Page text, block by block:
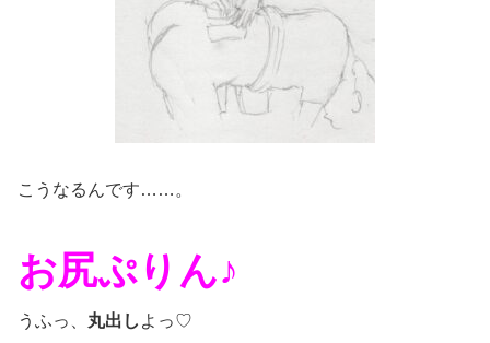
こうなるんです……。
お尻ぷりん♪
うふっ、 丸出し よっ♡